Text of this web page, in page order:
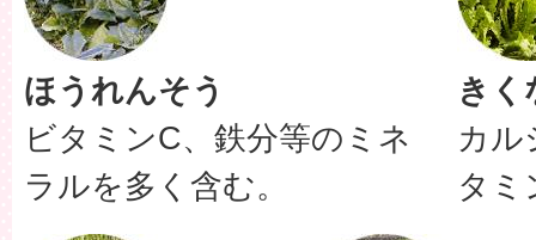
ほうれんそう
ビタミンC、鉄分等のミネ
ラルを多く含む。
きく
カル
タミ